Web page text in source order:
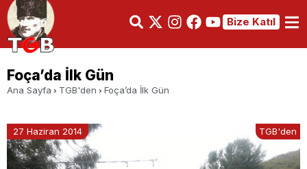
Bize Katıl
Foça’da İlk Gün
Ana Sayfa TGB'den Foça’da İlk Gün
27 Haziran 2014 TGB'den